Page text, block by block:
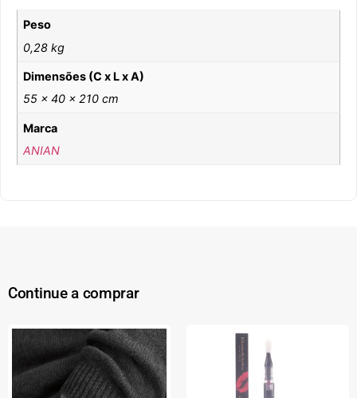
Peso
0,28 kg
Dimensões (C x L x A)
55 × 40 × 210 cm
Marca
ANIAN
Continue a comprar